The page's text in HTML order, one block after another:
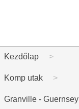
Kezdőlap
Komp utak
Granville - Guernsey